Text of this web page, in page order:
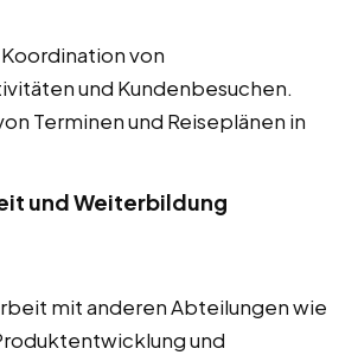
von
und Kundenbesuchen.
Terminen und Reiseplänen in
und Weiterbildung
mit anderen Abteilungen wie
und